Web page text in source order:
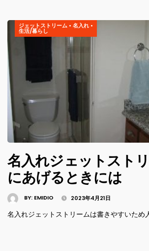
ジェットストリーム • 名入れ •
生活/暮らし
名入れジェットスト
にあげるときには
BY: EMIDIO 2023年4月21日
名入れジェットストリームは書きやすいため